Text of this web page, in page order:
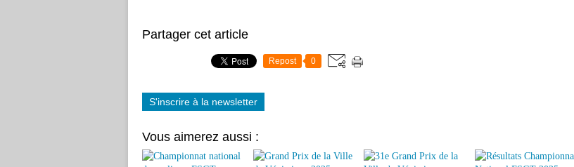
Partager cet article
Repost 0
S'inscrire à la newsletter
Vous aimerez aussi :